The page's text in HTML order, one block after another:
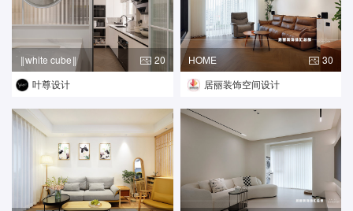
‖white cube‖
20
叶尊设计
HOME
30
居丽装饰空间设计